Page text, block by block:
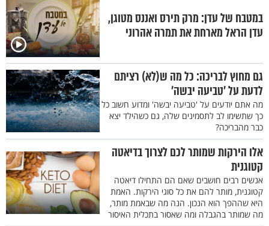
במטבח של עדן: מרק תירס ואננס מטוגן,
עדן הראל מארחת את תמרה אהרוני
גם מחוץ לבריכה: כל מה ש(לא) רציתם
לדעת על 'טביעה יבשה'
מה אתם יודעים על 'טביעה יבשה' ומדוע חשוב כל
כך שתשימו לב לתסמינים שלה, גם כשהילד יצא
כבר מהבריכה?
אלו הירקות שמותר לכם לצרוך בדיאטה
קטוגנית
אנשים רבים חושבים שאם הם התחילו דיאטה
קטוגנית, מותר להם את כל סוגי הירקות. האמת
היא שההפך הוא הנכון. הנה מה שבאמת מותר,
מה שמותר בהגבלה ומה שאסור בתכלית האיסור